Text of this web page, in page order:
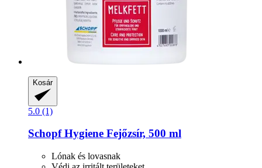
Kosár
5.0 (1)
Schopf Hygiene Fejőzsír, 500 ml
Lónak és lovasnak